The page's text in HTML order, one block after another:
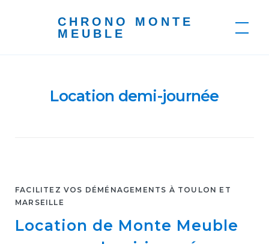
CHRONO MONTE
MEUBLE
Location demi-journée
FACILITEZ VOS DÉMÉNAGEMENTS À TOULON ET
MARSEILLE
Location de Monte Meuble